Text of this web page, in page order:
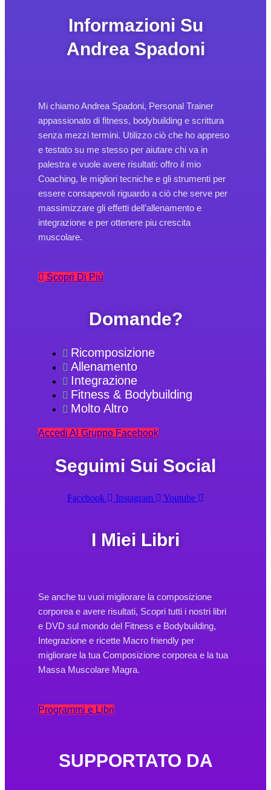
Informazioni Su
Andrea Spadoni
Mi chiamo Andrea Spadoni, Personal Trainer
appassionato di fitness, bodybuilding e scrittura
senza mezzi termini. Utilizzo ciò che ho appreso
e testato su me stesso per aiutare chi va in
palestra e vuole avere risultati: offro il mio
Coaching, le migliori tecniche e gli strumenti per
essere consapevoli riguardo a ciò che serve per
massimizzare gli effetti dell’allenamento e
integrazione e per ottenere piu crescita
muscolare.
Scopri Di Più
Domande?
Ricomposizione
Allenamento
Integrazione
Fitness & Bodybuilding
Molto Altro
Accedi Al Gruppo Facebook
Seguimi Sui Social
Facebook Instagram Youtube
I Miei Libri
Se anche tu vuoi migliorare la composizione
corporea e avere risultati, Scopri tutti i nostri libri
e DVD sul mondo del Fitness e Bodybuilding,
Integrazione e ricette Macro friendly per
migliorare la tua Composizione corporea e la tua
Massa Muscolare Magra.
Programmi e Libri
SUPPORTATO DA